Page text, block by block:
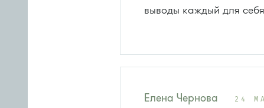
выводы каждый для
Елена Чернова 24